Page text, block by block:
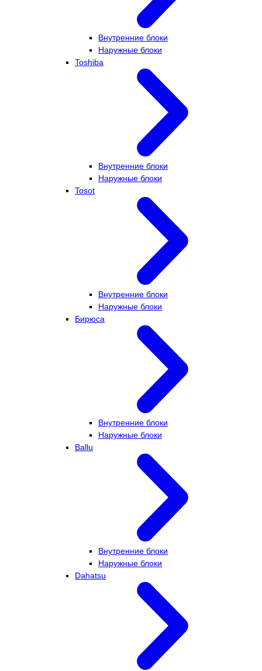
Внутренние блоки
Наружные блоки
Toshiba
Внутренние блоки
Наружные блоки
Tosot
Внутренние блоки
Наружные блоки
Бирюса
Внутренние блоки
Наружные блоки
Ballu
Внутренние блоки
Наружные блоки
Dahatsu